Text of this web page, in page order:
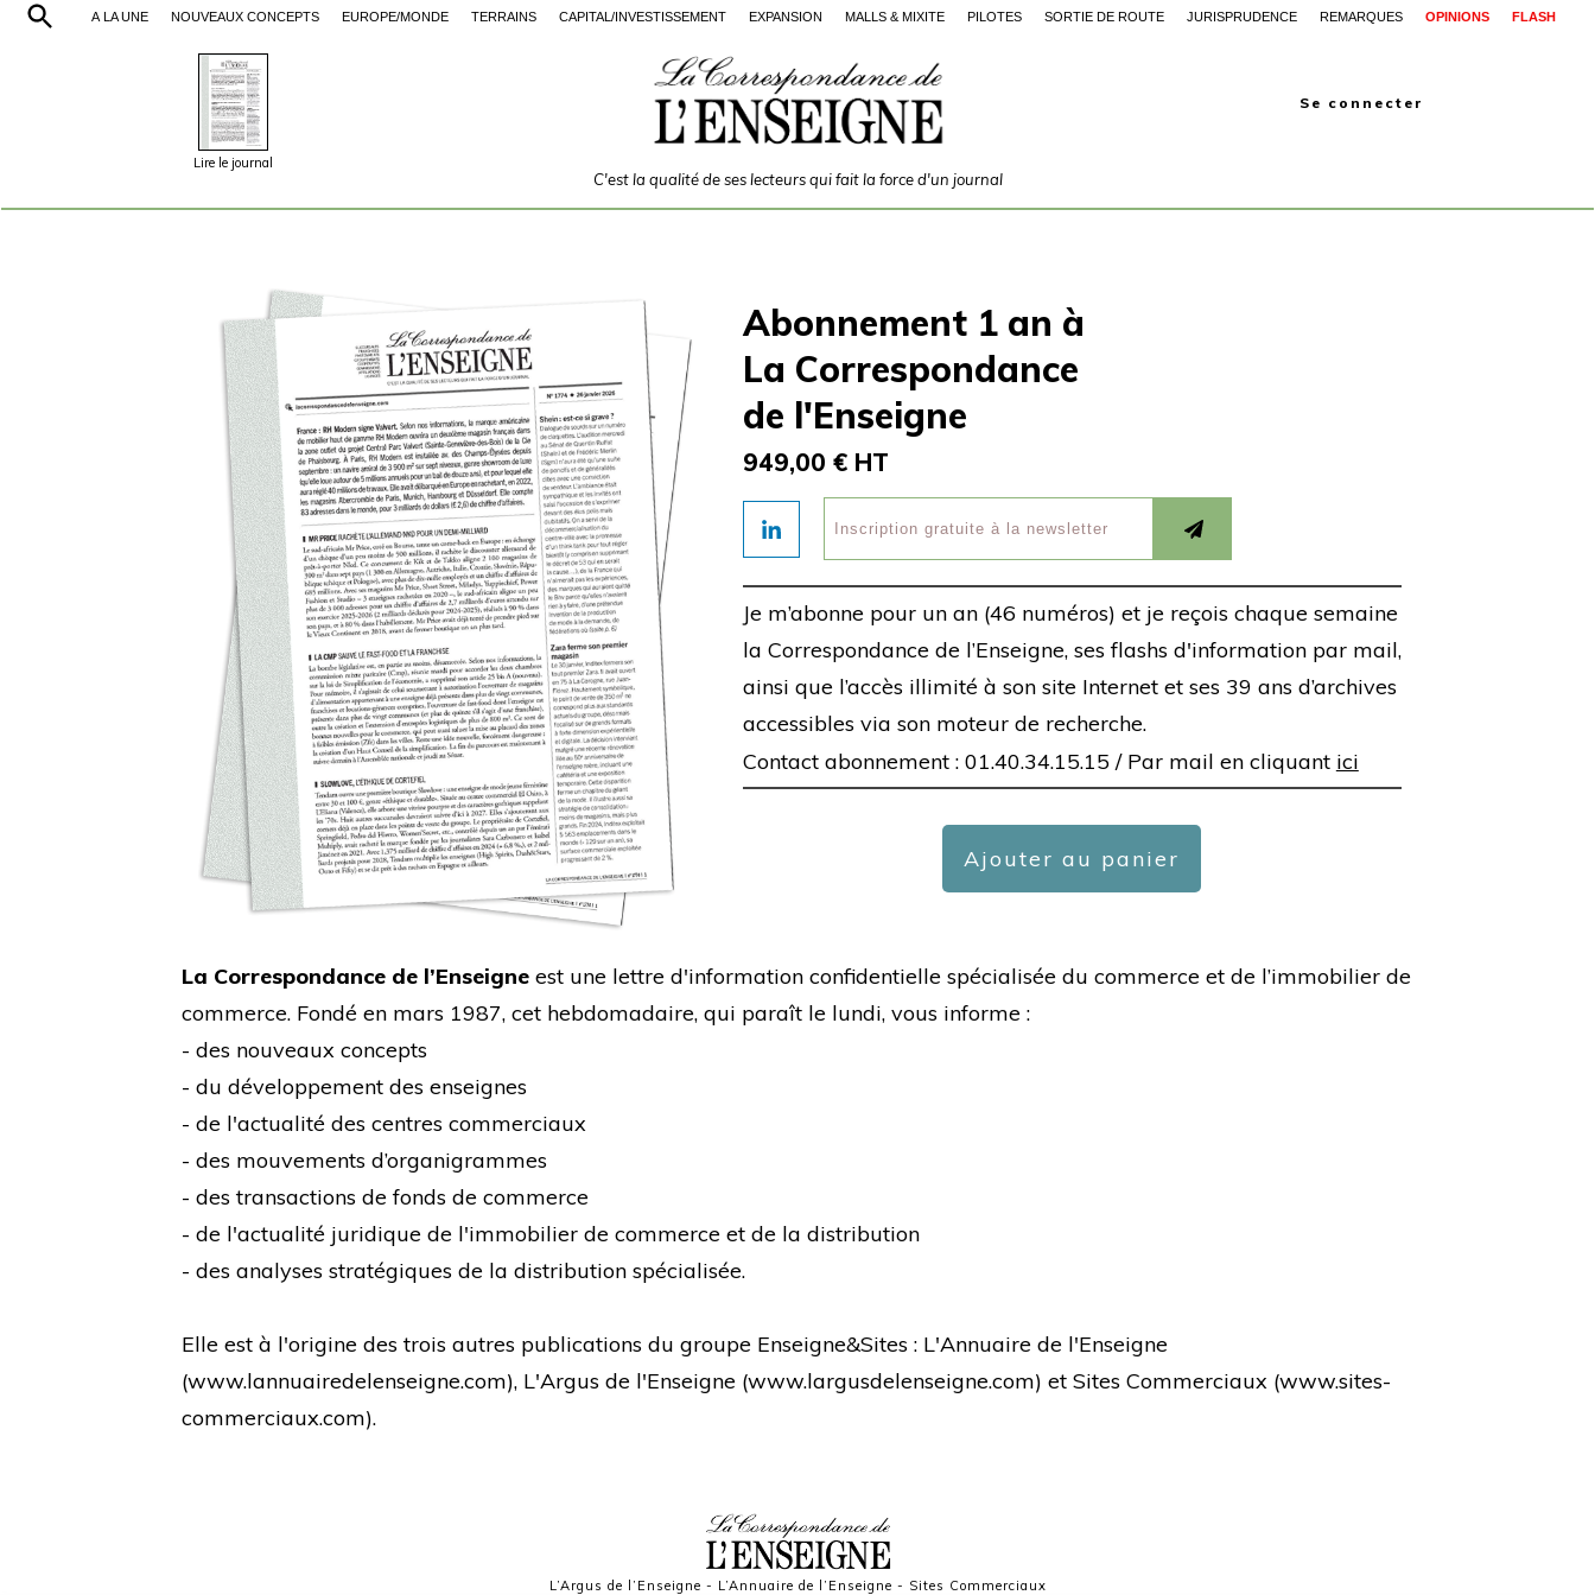
À LA UNE NOUVEAUX CONCEPTS EUROPE/MONDE TERRAINS CAPITAL/INVESTISSEMENT EXPANSION MALLS & MIXITÉ PILOTES SORTIE DE ROUTE JURISPRUDENCE REMARQUES OPINIONS FLASH
Lire le journal
C'est la qualité de ses lecteurs qui fait la force d'un journal
Se connecter
Abonnement 1 an à
La Correspondance
de l'Enseigne
949,00 € HT
Je m’abonne pour un an (46 numéros) et je reçois chaque semaine
la Correspondance de l’Enseigne, ses flashs d'information par mail,
ainsi que l’accès illimité à son site Internet et ses 39 ans d’archives
accessibles via son moteur de recherche.
Contact abonnement : 01.40.34.15.15 / Par mail en cliquant ici
Ajouter au panier
La Correspondance de l’Enseigne est une lettre d'information confidentielle spécialisée du commerce et de l’immobilier de
commerce. Fondé en mars 1987, cet hebdomadaire, qui paraît le lundi, vous informe :
- des nouveaux concepts
- du développement des enseignes
- de l'actualité des centres commerciaux
- des mouvements d’organigrammes
- des transactions de fonds de commerce
- de l'actualité juridique de l'immobilier de commerce et de la distribution
- des analyses stratégiques de la distribution spécialisée.
Elle est à l'origine des trois autres publications du groupe Enseigne&Sites : L'Annuaire de l'Enseigne
(www.lannuairedelenseigne.com), L'Argus de l'Enseigne (www.largusdelenseigne.com) et Sites Commerciaux (www.sites-
commerciaux.com).
L’Argus de l’Enseigne - L’Annuaire de l’Enseigne - Sites Commerciaux